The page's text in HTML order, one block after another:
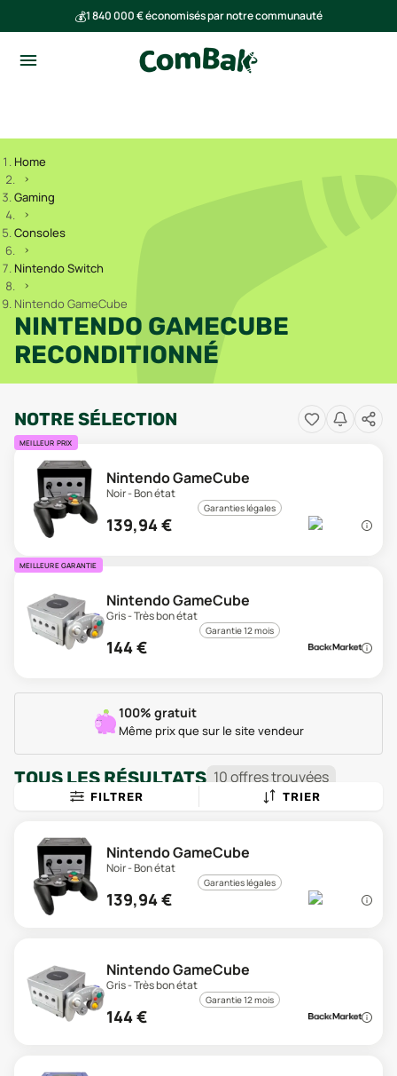
💰1 840 000 € économisés par notre communauté
Home
Gaming
Consoles
Nintendo Switch
Nintendo GameCube
NINTENDO GAMECUBE
RECONDITIONNÉ
NOTRE SÉLECTION
MEILLEUR PRIX
Nintendo GameCube
Noir - Bon état
Garanties légales
139,94€
MEILLEURE GARANTIE
Nintendo GameCube
Gris - Très bon état
Garantie 12 mois
144€
100% gratuit
Même prix que sur le site vendeur
TOUS LES RÉSULTATS 10offrestrouvées
FILTRER TRIER
Nintendo GameCube
Noir - Bon état
Garanties légales
139,94€
Nintendo GameCube
Gris - Très bon état
Garantie 12 mois
144€